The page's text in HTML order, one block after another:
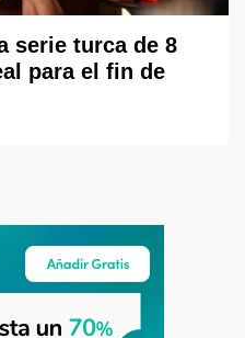
serie turca de 8
para el fin de